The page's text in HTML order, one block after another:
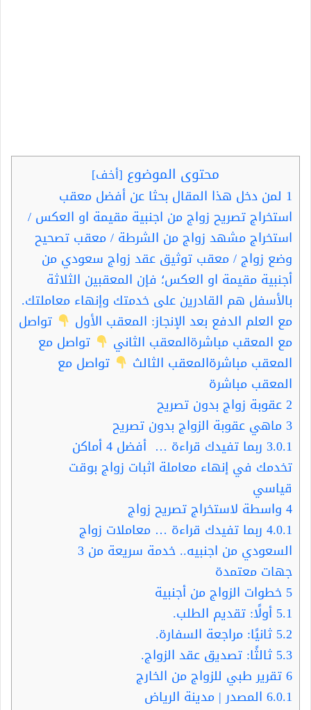
محتوى الموضوع [أخف]
1 لمن دخل هذا المقال بحثا عن أفضل معقب
استخراج تصريح زواج من اجنبية مقيمة او العكس /
استخراج مشهد زواج من الشرطة / معقب تصحيح
وضع زواج / معقب توثيق عقد زواج سعودي من
أجنبية مقيمة او العكس؛ فإن المعقبين الثلاثة
بالأسفل هم القادرين على خدمتك وإنهاء معاملتك.
مع العلم الدفع بعد الإنجاز: المعقب الأول
تواصل
مع المعقب مباشرةالمعقب الثاني
تواصل مع
المعقب مباشرةالمعقب الثالث
تواصل مع
المعقب مباشرة
2عقوبة زواج بدون تصريح
3ماهي عقوبة الزواج بدون تصريح
3.0.1
ربما تفيدك قراءة … أفضل 4 أماكن
تخدمك في إنهاء معاملة اثبات زواج بوقت
قياسي
4 واسطة لاستخراج تصريح زواج
4.0.1 ربما تفيدك قراءة … معاملات زواج
السعودي من اجنبيه.. خدمة سريعة من 3
جهات معتمدة
5 خطوات الزواج من أجنبية
5.1 أولًا: تقديم الطلب.
5.2 ثانيًا: مراجعة السفارة.
5.3 ثالثًا: تصديق عقد الزواج.
6تقرير طبي للزواج من الخارج
6.0.1 المصدر | مدينة الرياض